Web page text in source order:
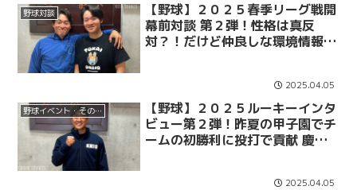
野球対談
【野球】２０２５春季リーグ戦開
幕前対談 第２弾！性格は真反
対？！だけど仲良しな環境情報学
2025.04.05
野球イベント・その他
【野球】２０２５ルーキーインタ
ビュー第２弾！昨夏の甲子園でチ
ームの初勝利に投打で貢献 慶大
2025.04.05